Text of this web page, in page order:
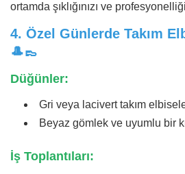
ortamda şıklığınızı ve
4. Özel Günlerde Takım
🎩👞
Düğünler:
Gri veya lacivert takım
Beyaz gömlek ve uyumlu bir
İş Toplantıları: